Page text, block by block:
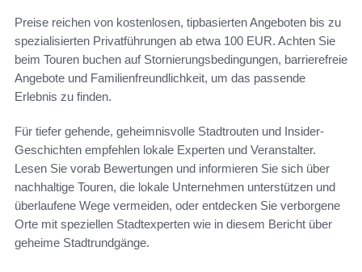
Preise reichen von kostenlosen, tipbasierten Angeboten bis zu
spezialisierten Privatführungen ab etwa 100 EUR. Achten Sie
beim Touren buchen auf Stornierungsbedingungen, barrierefreie
Angebote und Familienfreundlichkeit, um das passende
Erlebnis zu finden.
Für tiefer gehende, geheimnisvolle Stadtrouten und Insider-
Geschichten empfehlen lokale Experten und Veranstalter.
Lesen Sie vorab Bewertungen und informieren Sie sich über
nachhaltige Touren, die lokale Unternehmen unterstützen und
überlaufene Wege vermeiden, oder entdecken Sie verborgene
Orte mit speziellen Stadtexperten wie in diesem Bericht über
geheime Stadtrundgänge.